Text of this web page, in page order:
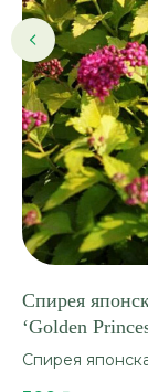
Спирея
‘Golden
Спирея